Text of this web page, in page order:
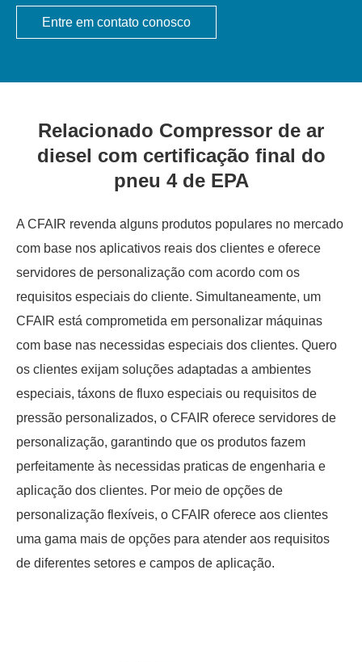
Entre em contato conosco
Relacionado Compressor de ar
diesel com certificação final do
pneu 4 de EPA
A CFAIR revenda alguns produtos populares no mercado
com base nos aplicativos reais dos clientes e oferece
servidores de personalização com acordo com os
requisitos especiais do cliente. Simultaneamente, um
CFAIR está comprometida em personalizar máquinas
com base nas necessidas especiais dos clientes. Quero
os clientes exijam soluções adaptadas a ambientes
especiais, táxons de fluxo especiais ou requisitos de
pressão personalizados, o CFAIR oferece servidores de
personalização, garantindo que os produtos fazem
perfeitamente às necessidas praticas de engenharia e
aplicação dos clientes. Por meio de opções de
personalização flexíveis, o CFAIR oferece aos clientes
uma gama mais de opções para atender aos requisitos
de diferentes setores e campos de aplicação.